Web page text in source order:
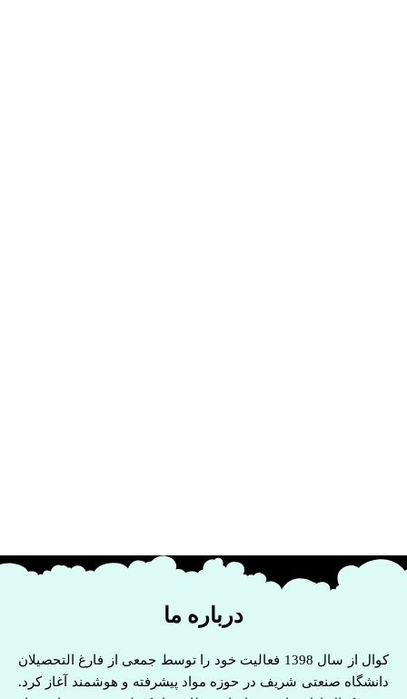
درباره ما
کوال از سال 1398 فعالیت خود را توسط جمعی از فارغ التحصیلان
دانشگاه صنعتی شریف در حوزه مواد پیشرفته و هوشمند آغاز کرد.